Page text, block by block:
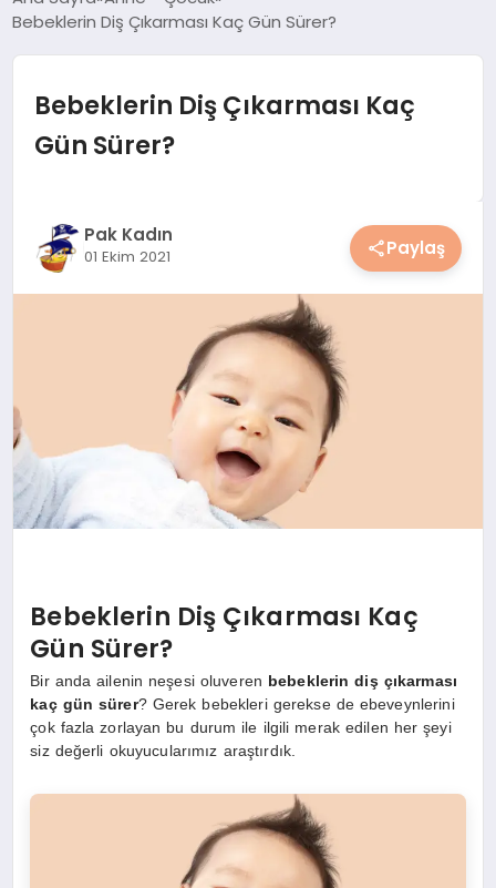
SAĞLIK
MAGAZIN
YAŞAM
HESAPLAMALAR
Bebeklerin Diş Çıkarması Kaç Gün Sürer?
Bebeklerin Diş Çıkarması Kaç
Gün Sürer?
Pak Kadın
01 Ekim 2021 Paylaş
Bebeklerin Diş Çıkarması Kaç
Gün Sürer?
Bir anda ailenin neşesi oluveren bebeklerin diş çıkarması
kaç gün sürer? Gerek bebekleri gerekse de ebeveynlerini
çok fazla zorlayan bu durum ile ilgili merak edilen her şeyi
siz değerli okuyucularımız araştırdık.